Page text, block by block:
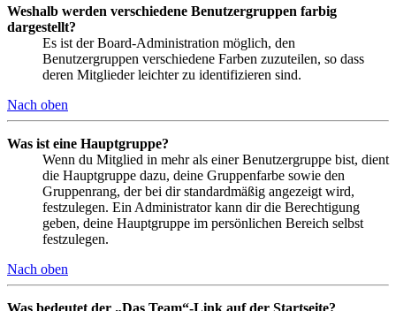
Weshalb werden verschiedene Benutzergruppen farbig
dargestellt?
Es ist der Board-Administration möglich, den
Benutzergruppen verschiedene Farben zuzuteilen, so dass
deren Mitglieder leichter zu identifizieren sind.
Nach oben
Was ist eine Hauptgruppe?
Wenn du Mitglied in mehr als einer Benutzergruppe bist, dient
die Hauptgruppe dazu, deine Gruppenfarbe sowie den
Gruppenrang, der bei dir standardmäßig angezeigt wird,
festzulegen. Ein Administrator kann dir die Berechtigung
geben, deine Hauptgruppe im persönlichen Bereich selbst
festzulegen.
Nach oben
Was bedeutet der „Das Team“-Link auf der Startseite?